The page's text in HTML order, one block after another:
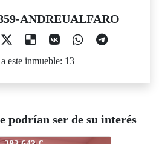
ANDREUALFARO
este inmueble: 13
podrían ser de su interés